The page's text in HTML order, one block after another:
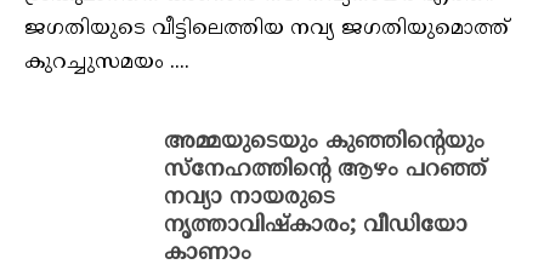
ജഗതിയുടെ വീട്ടിലെത്തിയ നവ്യ ജഗതിയുമൊത്ത്
കുറച്ചുസമയം ....
അമ്മയുടെയും കുഞ്ഞിന്റെയും
സ്‌നേഹത്തിന്റെ ആഴം പറഞ്ഞ്
നവ്യാ നായരുടെ
നൃത്താവിഷ്‌കാരം; വീഡിയോ
കാണാം